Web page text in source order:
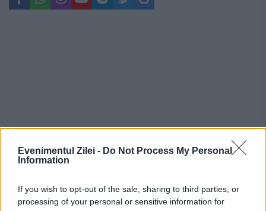
Evenimentul Zilei - Do Not Process My Personal
Information
If you wish to opt-out of the sale, sharing to third parties, or
processing of your personal or sensitive information for